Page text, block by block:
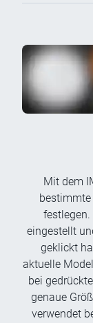
Mit dem
eingestellt
geklickt
aktuelle
bei
genaue
verwendet